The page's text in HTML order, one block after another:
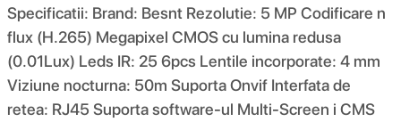
Specificatii: Brand: Besnt Rezolutie: 5 MP Codificare n
flux (H.265) Megapixel CMOS cu lumina redusa
(0.01Lux) Leds IR: 25 6pcs Lentile incorporate: 4 mm
Viziune nocturna: 50m Suporta Onvif Interfata de
retea: RJ45 Suporta software-ul Multi-Screen i CMS